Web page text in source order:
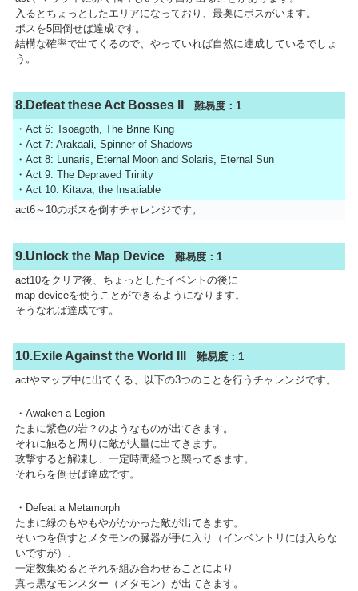
入るとちょっとしたエリアになっており、最奥にボスがいます。
ボスを5回倒せば達成です。
結構な確率で出てくるので、やっていれば自然に達成しているでしょ
う。
8.Defeat these Act Bosses II
難易度：1
・Act 6: Tsoagoth, The Brine King
・Act 7: Arakaali, Spinner of Shadows
・Act 8: Lunaris, Eternal Moon and Solaris, Eternal Sun
・Act 9: The Depraved Trinity
・Act 10: Kitava, the Insatiable
act6～10のボスを倒すチャレンジです。
9.Unlock the Map Device 難易度：1
act10をクリア後、ちょっとしたイベントの後に
map deviceを使うことができるようになります。
そうなれば達成です。
10.Exile Against the World III
難易度：1
actやマップ中に出てくる、以下の3つのことを行うチャレンジです。
・Awaken a Legion
たまに紫色の岩？のようなものが出てきます。
それに触ると周りに敵が大量に出てきます。
攻撃すると解凍し、一定時間経つと襲ってきます。
それらを倒せば達成です。
・Defeat a Metamorph
たまに緑のもやもやがかかった敵が出てきます。
そいつを倒すとメタモンの臓器が手に入り（インベントリには入らな
いですが）、
一定数集めるとそれを組み合わせることにより
真っ黒なモンスター（メタモン）が出てきます。